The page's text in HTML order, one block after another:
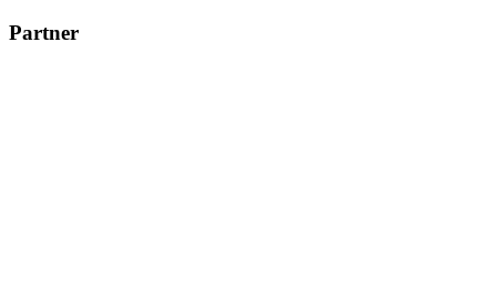
Partner